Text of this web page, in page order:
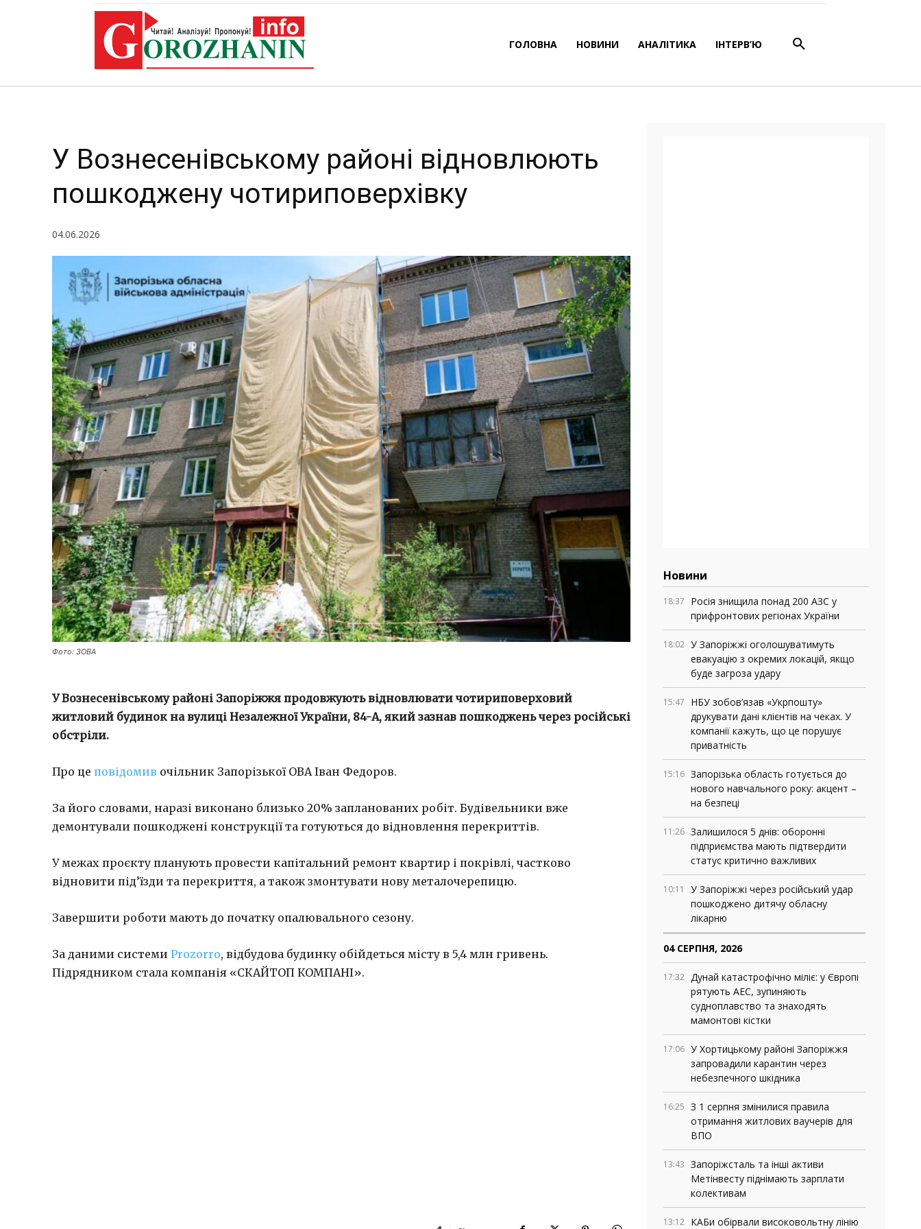
ГОЛОВНА НОВИНИ АНАЛІТИКА ІНТЕРВ’Ю
пошкоджену чотириповерхівку
У Вознесенівському районі відновлюють
пошкоджену чотириповерхівку
04.06.2026
Фото: ЗОВА
У Вознесенівському районі Запоріжжя продовжують відновлювати чотириповерховий
житловий будинок на вулиці Незалежної України, 84-А, який зазнав пошкоджень через російські
обстріли.
Про це повідомив очільник Запорізької ОВА Іван Федоров.
За його словами, наразі виконано близько 20% запланованих робіт. Будівельники вже
демонтували пошкоджені конструкції та готуються до відновлення перекриттів.
У межах проєкту планують провести капітальний ремонт квартир і покрівлі, частково
відновити під’їзди та перекриття, а також змонтувати нову металочерепицю.
Завершити роботи мають до початку опалювального сезону.
За даними системи Prozorro, відбудова будинку обійдеться місту в 5,4 млн гривень.
Підрядником стала компанія «СКАЙТОП КОМПАНІ».
Новини
18:37
Росія знищила понад 200 АЗС у
прифронтових регіонах України
18:02 У Запоріжжі оголошуватимуть
евакуацію з окремих локацій, якщо
буде загроза удару
15:47
НБУ зобов’язав «Укрпошту»
друкувати дані клієнтів на чеках. У
компанії кажуть, що це порушує
приватність
15:16 Запорізька область готується до
нового навчального року: акцент –
на безпеці
11:26 Залишилося 5 днів: оборонні
підприємства мають підтвердити
статус критично важливих
10:11
У Запоріжжі через російський удар
пошкоджено дитячу обласну
лікарню
04 СЕРПНЯ, 2026
17:32 Дунай катастрофічно міліє: у Європі
рятують АЕС, зупиняють
судноплавство та знаходять
мамонтові кістки
17:06 У Хортицькому районі Запоріжжя
запровадили карантин через
небезпечного шкідника
16:25 З 1 серпня змінилися правила
отримання житлових ваучерів для
ВПО
13:43 Запоріжсталь та інші активи
Метінвесту піднімають зарплати
колективам
13:12 КАБи обірвали високовольтну лінію